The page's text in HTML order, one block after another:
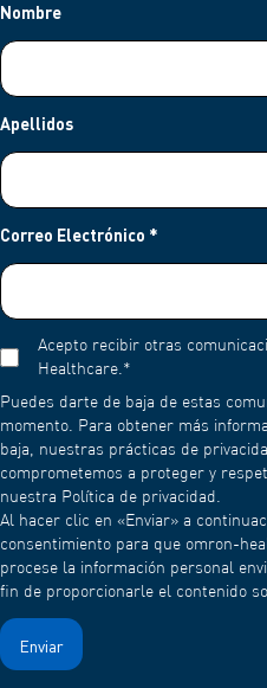
Nombre
Apellidos
Correo Electrónico *
Acepto recibir otras
Healthcare.*
Puedes darte de baja de estas
momento. Para obtener más
baja, nuestras prácticas de
comprometemos a proteger y
nuestra Política de privacidad.
Al hacer clic en «Enviar» a
consentimiento para que omron-
procese la información personal
fin de proporcionarle el contenido